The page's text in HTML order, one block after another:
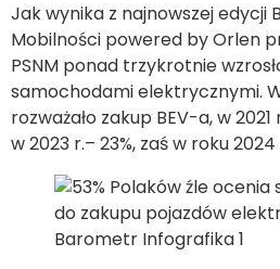
Jak wynika z najnowszej edycji
Mobilności powered by Orlen
PSNM ponad trzykrotnie
samochodami elektrycznymi.
rozważało zakup BEV-a, w 2021
w 2023 r.– 23%, zaś w roku 2024